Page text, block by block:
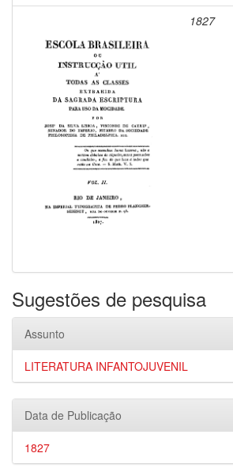
1827
Sugestões de pesquisa
Assunto
LITERATURA INFANTOJUVENIL
Data de Publicação
1827